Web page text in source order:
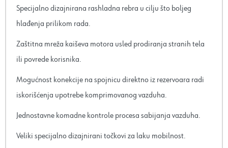
Specijalno dizajnirana rashladna rebra u cilju što boljeg
hlađenja prilikom rada.
Zaštitna mreža kaiševa motora usled prodiranja stranih tela
ili povrede korisnika.
Mogućnost konekcije na spojnicu direktno iz rezervoara radi
iskorišćenja upotrebe komprimovanog vazduha.
Jednostavne komadne kontrole procesa sabijanja vazduha.
Veliki specijalno dizajnirani točkovi za laku mobilnost.